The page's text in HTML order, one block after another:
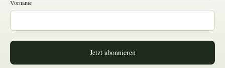
Vorname
Jetzt abonnieren